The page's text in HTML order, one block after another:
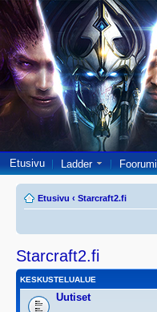
Etusivu Ladder Foorumi
Etusivu ‹ Starcraft2.fi
Starcraft2.fi
KESKUSTELUALUE
Uutiset